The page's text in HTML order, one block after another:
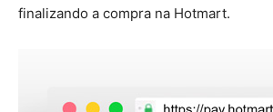
finalizando a compra na Hotmart.